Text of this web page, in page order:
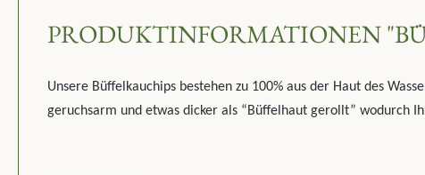
PRODUKTINFORMATIONEN
Unsere Büffelkauchips bestehen zu 100% aus der Haut des
geruchsarm und etwas dicker als “Büffelhaut gerollt” wodurch